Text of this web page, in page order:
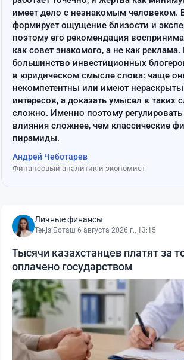
имеет дело с незнакомым человеком.
формирует ощущение близости и
поэтому его рекомендация
как совет знакомого, а не как
большинство инвестиционных
в юридическом смысле слова: чаще
некомпетентны или имеют
интересов, а доказать умысел в таких
сложно. Именно поэтому регулировать
влияния сложнее, чем классические
пирамиды.
Андрей Чеботарев
Финансовый аналитик и экономист
Личные финансы
Теңіз Боташ·6 августа 2026 г., 13:15
Тысячи казахстанцев платят за
оплачено государством